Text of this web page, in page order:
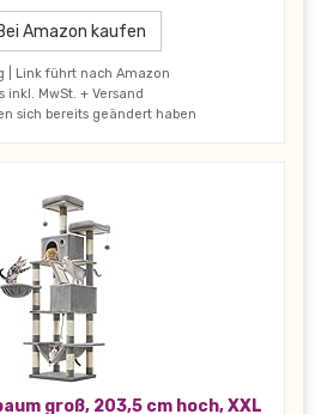
Amazon kaufen
| Link führt nach Amazon
inkl. MwSt. + Versand
sich bereits geändert haben
groß, 203,5 cm hoch, XXL